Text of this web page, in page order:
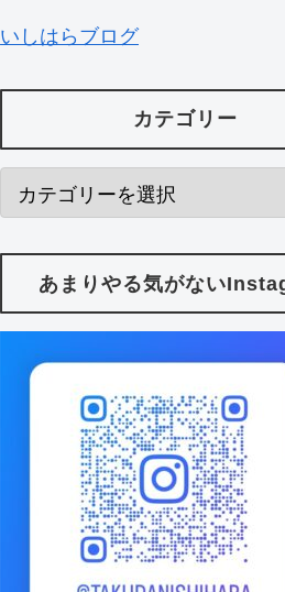
いしはらブログ
カテゴリー
あまりやる気がない